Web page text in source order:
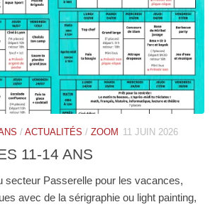
/ ACTUALITÉS / ZOOM 11 JUIN 2026
11-14 ANS
secteur Passerelle pour les vacances,
avec de la sérigraphie ou light painting,